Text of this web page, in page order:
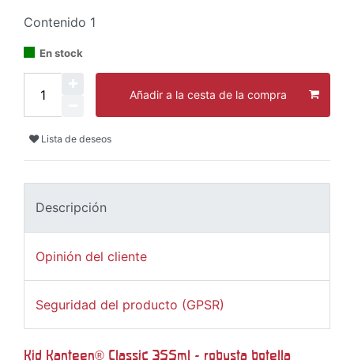
Contenido 1
En stock
Añadir a la cesta de la compra
Lista de deseos
Descripción
Opinión del cliente
Seguridad del producto (GPSR)
Kid Kanteen® Classic 355ml - robusta botella